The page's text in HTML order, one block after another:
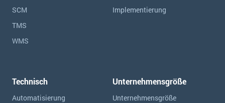
SCM
TMS
WMS
Implementierung
Technisch
Automatisierung
Unternehmensgröße
Unternehmensgröße